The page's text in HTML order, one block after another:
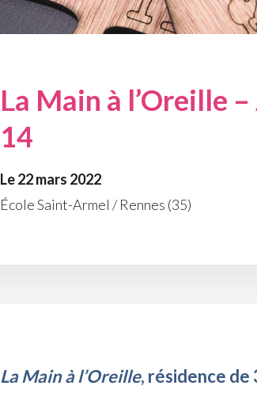
La Main à l’Oreille
14
Le 22 mars 2022
École Saint-Armel / Rennes (35)
La Main à l’Oreille, résidence de